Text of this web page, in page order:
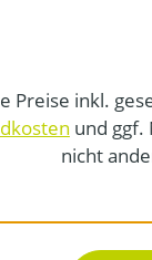
Preise inkl.
und ggf.
nicht